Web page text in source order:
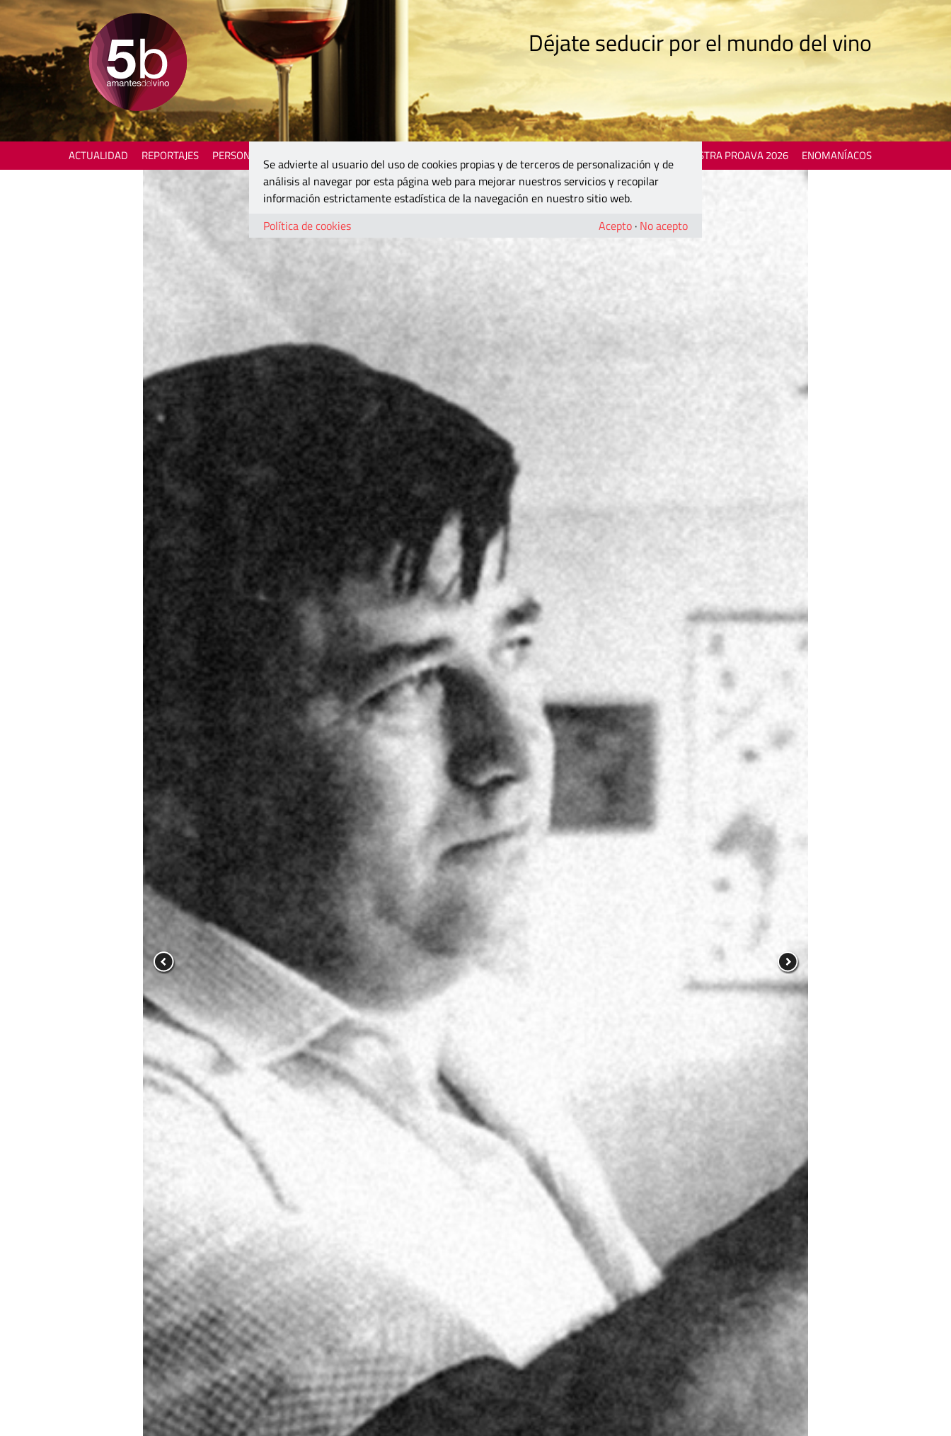
Déjate seducir por el mundo del vino
ACTUALIDAD REPORTAJES PERSONAJES MOSTRA PROAVA 2026 ENOMANÍACOS
Se advierte al usuario del uso de cookies propias y de terceros de personalización y de
análisis al navegar por esta página web para mejorar nuestros servicios y recopilar
información estrictamente estadística de la navegación en nuestro sitio web.
Política de cookies
Acepto · No acepto